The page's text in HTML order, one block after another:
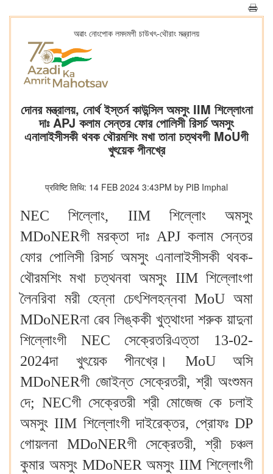
অৱাং নোংপোক লমদমগী চাউখৎ-থৌরাং মন্ত্রালয়
দোনর মন্ত্রালয়, নোর্থ ইস্তর্ন কাউন্সিল অমসুং IIM শিল্লোংনা
দাঃ APJ কলাম সেন্তর ফোর পোলিসী রিসর্চ অমসুং
এনালাইসীসকী থবক থৌরমশিং মখা তানা চত্থবগী MoUগী
খুৎয়েক পীনখ্রে
प्रविष्टि तिथि: 14 FEB 2024 3:43PM by PIB Imphal
NEC শিল্লোং, IIM শিল্লোং অমসুং
MDoNERগী মরক্তা দাঃ APJ কলাম সেন্তর
ফোর পোলিসী রিসর্চ অমসুং এনালাইসীসকী থবক-
থৌরমশিং মখা চত্থনবা অমসুং IIM শিল্লোংগা
লৈনরিবা মরী হেন্না চেৎশিলহন্নবা MoU অমা
MDoNERনা ৱেব লিঙ্ককী খুত্থাংদা শরুক য়াদুনা
শিল্লোংগী NEC সেক্রেতরিএত্তা 13-02-
2024দা খুৎয়েক পীনখ্রে। MoU অসি
MDoNERগী জোইন্ত সেক্রেতরী, শ্রী অংশুমন
দে; NECগী সেক্রেতরী শ্রী মোজেজ কে চলাই
অমসুং IIM শিল্লোংগী দাইরেক্তর, প্রোফঃ DP
গোয়লনা MDoNERগী সেক্রেতরী, শ্রী চঞ্চল
কুমার অমসুং MDoNER অমসুং IIM শিল্লোংগী